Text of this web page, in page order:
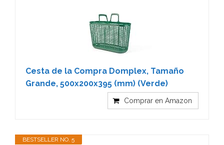
Cesta de la Compra Domplex, Tamaño
Grande, 500x200x395 (mm) (Verde)
Comprar en Amazon
BESTSELLER NO. 5